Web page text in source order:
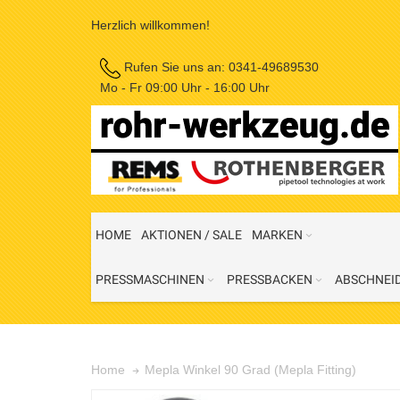
Herzlich willkommen!
Rufen Sie uns an: 0341-49689530
Mo - Fr 09:00 Uhr - 16:00 Uhr
HOME AKTIONEN / SALE MARKEN
PRESSMASCHINEN PRESSBACKEN
Home Mepla Winkel 90 Grad (Mepla Fitting)